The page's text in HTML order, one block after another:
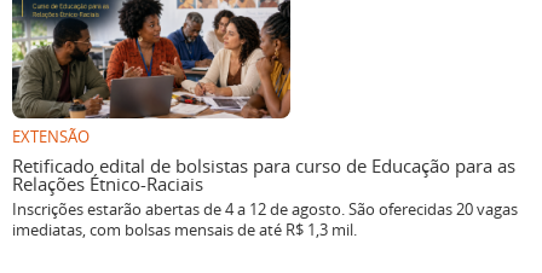
EXTENSÃO
Retificado edital de bolsistas para curso de Educação para as
Relações Étnico-Raciais
Inscrições estarão abertas de 4 a 12 de agosto. São oferecidas 20 vagas
imediatas, com bolsas mensais de até R$ 1,3 mil.